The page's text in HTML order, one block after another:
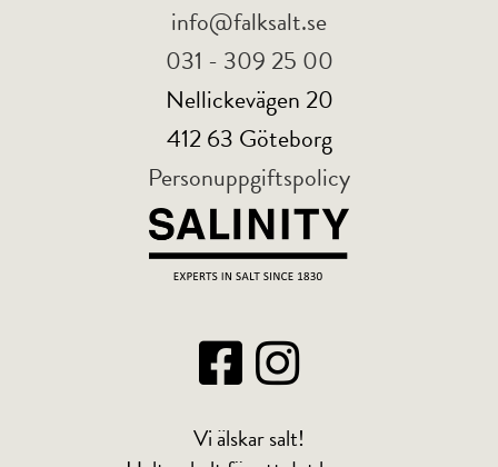
info@falksalt.se
031 - 309 25 00
Nellickevägen 20
412 63 Göteborg
Personuppgiftspolicy
Vi älskar salt!